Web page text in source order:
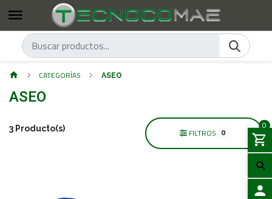
0
CATEGORÍAS ASEO
ASEO
3 Producto(s) FILTROS 0